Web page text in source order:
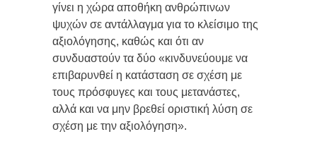
γίνει η χώρα αποθήκη ανθρώπινων
ψυχών σε αντάλλαγμα για το κλείσιμο της
αξιολόγησης, καθώς και ότι αν
συνδυαστούν τα δύο «κινδυνεύουμε να
επιβαρυνθεί η κατάσταση σε σχέση με
τους πρόσφυγες και τους μετανάστες,
αλλά και να μην βρεθεί οριστική λύση σε
σχέση με την αξιολόγηση».